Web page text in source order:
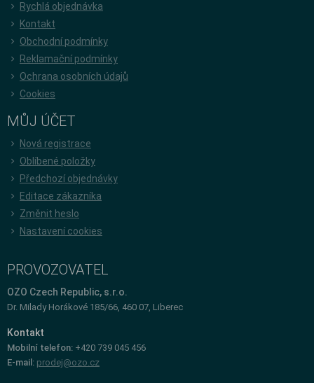
Rychlá objednávka
Kontakt
Obchodní podmínky
Reklamační podmínky
Ochrana osobních údajů
Cookies
MŮJ ÚČET
Nová registrace
Oblíbené položky
Předchozí objednávky
Editace zákazníka
Změnit heslo
Nastavení cookies
PROVOZOVATEL
OZO Czech Republic, s.r.o.
Dr. Milady Horákové 185/66, 460 07, Liberec
Kontakt
Mobilní telefon: +420 739 045 456
E-mail: prodej@ozo.cz